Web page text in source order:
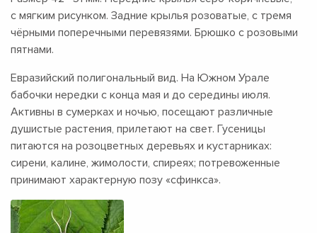
с мягким рисунком. Задние крылья розоватые, с тремя
чёрными поперечными перевязями. Брюшко с розовыми
пятнами.
Евразийский полигональный вид. На Южном Урале
бабочки нередки с конца мая и до середины июля.
Активны в сумерках и ночью, посещают различные
душистые растения, прилетают на свет. Гусеницы
питаются на розоцветных деревьях и кустарниках:
сирени, калине, жимолости, спиреях; потревоженные
принимают характерную позу «сфинкса».